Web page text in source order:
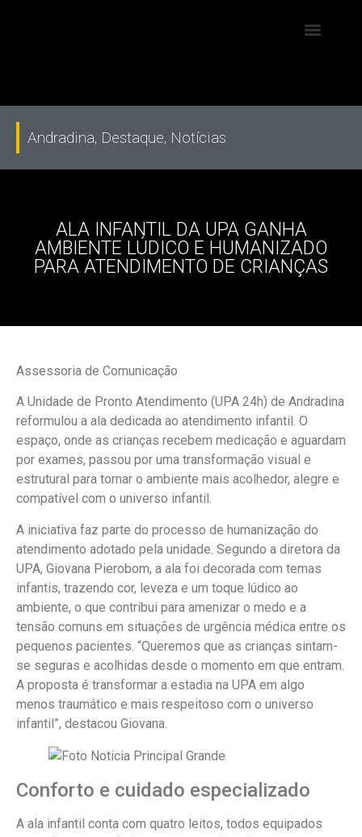
Andradina, Destaque, Notícias
ALA INFANTIL DA UPA GANHA
AMBIENTE LÚDICO E HUMANIZADO
PARA ATENDIMENTO DE CRIANÇAS
Assessoria de Comunicação
A Unidade de Pronto Atendimento (UPA 24h) de Andradina
reformulou a ala dedicada ao atendimento infantil. O
espaço, onde as crianças recebem medicação e aguardam
por exames, passou por uma transformação visual e
estrutural para tornar o ambiente mais acolhedor, alegre e
compatível com o universo infantil.
A iniciativa faz parte do processo de humanização do
atendimento adotado pela unidade. Segundo a diretora da
UPA, Giovana Pierobom, a ala foi decorada com temas
infantis, trazendo cor, leveza e um toque lúdico ao
ambiente, o que contribui para amenizar o medo e a
tensão comuns em situações de urgência médica entre os
pequenos pacientes. “Queremos que as crianças sintam-
se seguras e acolhidas desde o momento em que entram.
A proposta é transformar a estadia na UPA em algo
menos traumático e mais respeitoso com o universo
infantil”, destacou Giovana.
Conforto e cuidado especializado
A ala infantil conta com quatro leitos, todos equipados